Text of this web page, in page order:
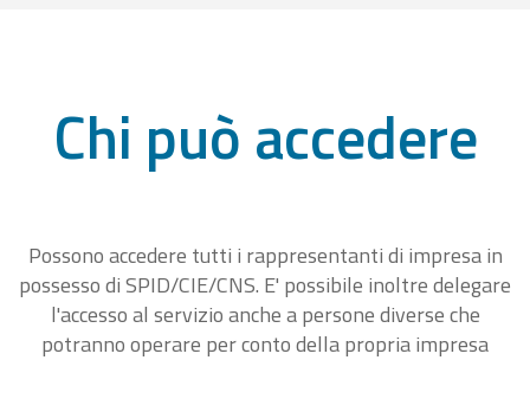
Chi può accedere
Possono accedere tutti i rappresentanti di impresa in
possesso di SPID/CIE/CNS. E' possibile inoltre delegare
l'accesso al servizio anche a persone diverse che
potranno operare per conto della propria impresa